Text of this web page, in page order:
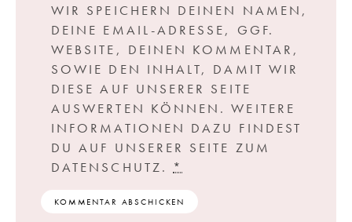
WIR SPEICHERN DEINEN NAMEN,
DEINE EMAIL-ADRESSE, GGF.
WEBSITE, DEINEN KOMMENTAR,
SOWIE DEN INHALT, DAMIT WIR
DIESE AUF UNSERER SEITE
AUSWERTEN KÖNNEN. WEITERE
INFORMATIONEN DAZU FINDEST
DU AUF UNSERER SEITE ZUM
DATENSCHUTZ. *